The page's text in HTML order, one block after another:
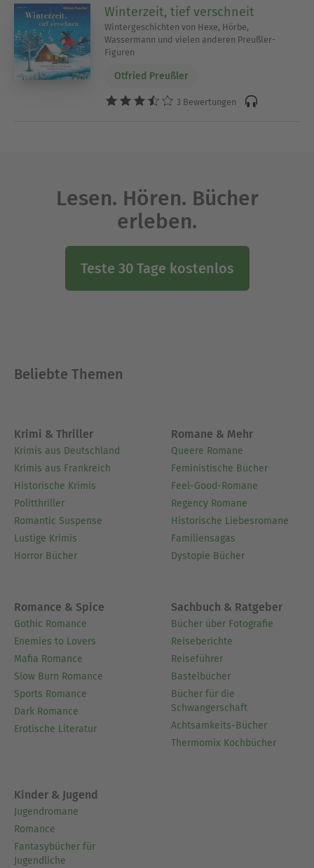
Winterzeit, tief verschneit
Wintergeschichten von Hexe, Hörbe,
Wassermann und vielen anderen Preußler-
Figuren
Otfried Preußler
3 Bewertungen
Lesen. Hören. Bücher
erleben.
Teste 30 Tage kostenlos
Beliebte Themen
Krimi & Thriller
Krimis aus Deutschland
Krimis aus Frankreich
Historische Krimis
Politthriller
Romantic Suspense
Lustige Krimis
Horror Bücher
Romane & Mehr
Queere Romane
Feministische Bücher
Feel-Good-Romane
Regency Romane
Historische Liebesromane
Familiensagas
Dystopie Bücher
Romance & Spice
Gothic Romance
Enemies to Lovers
Mafia Romance
Slow Burn Romance
Sports Romance
Dark Romance
Erotische Literatur
Sachbuch & Ratgeber
Bücher über Fotografie
Reiseberichte
Reiseführer
Bastelbücher
Bücher für die
Schwangerschaft
Achtsamkeits-Bücher
Thermomix Kochbücher
Kinder & Jugend
Jugendromane
Romance
Fantasybücher für
Jugendliche